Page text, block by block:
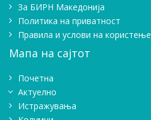
Зa БИРН Македонија
Политика на приватност
Правила и услови на користење
Мапа на сајтот
Почетна
Актуелно
Истражувањa